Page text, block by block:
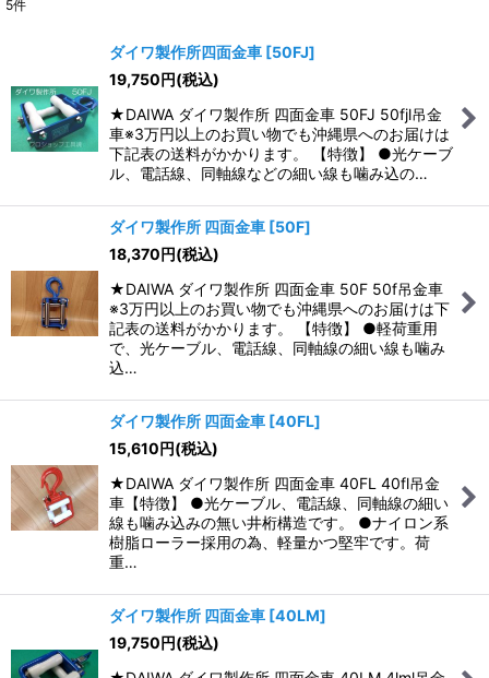
並び順:
絞り込む
5件
ダイワ製作所四面金車 [50FJ]
19,750円(税込)
★DAIWA ダイワ製作所 四面金車 50FJ 50fjl吊金
車※3万円以上のお買い物でも沖縄県へのお届けは
下記表の送料がかかります。 【特徴】 ●光ケーブ
ル、電話線、同軸線などの細い線も噛み込の…
ダイワ製作所 四面金車 [50F]
18,370円(税込)
★DAIWA ダイワ製作所 四面金車 50F 50f吊金車
※3万円以上のお買い物でも沖縄県へのお届けは下
記表の送料がかかります。 【特徴】 ●軽荷重用
で、光ケーブル、電話線、同軸線の細い線も噛み
込…
ダイワ製作所 四面金車 [40FL]
15,610円(税込)
★DAIWA ダイワ製作所 四面金車 40FL 40fl吊金
車【特徴】 ●光ケーブル、電話線、同軸線の細い
線も噛み込みの無い井桁構造です。 ●ナイロン系
樹脂ローラー採用の為、軽量かつ堅牢です。荷
重…
ダイワ製作所 四面金車 [40LM]
19,750円(税込)